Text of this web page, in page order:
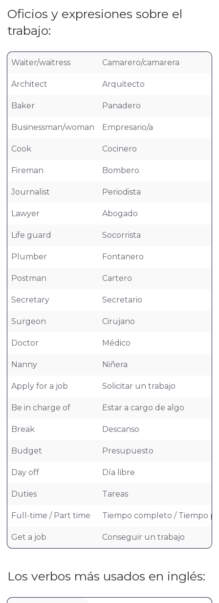
Oficios y expresiones sobre el
trabajo:
Waiter/waitress Camarero/camarera
Architect Arquitecto
Baker Panadero
Businessman/woman Empresario/a
Cook Cocinero
Fireman Bombero
Journalist Periodista
Lawyer Abogado
Life guard Socorrista
Plumber Fontanero
Postman Cartero
Secretary Secretario
Surgeon Cirujano
Doctor Médico
Nanny Niñera
Apply for a job Solicitar un trabajo
Be in charge of Estar a cargo de algo
Break Descanso
Budget Presupuesto
Day off Día libre
Duties Tareas
Full-time / Part time Tiempo completo / Tiempo
Get a job Conseguir un trabajo
Los verbos más usados en inglés: